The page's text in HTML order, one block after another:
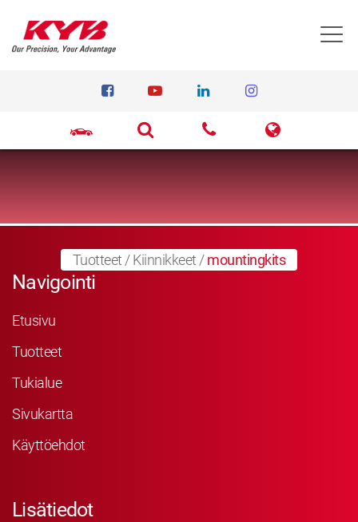
Tuotteet /Kiinnikkeet /mountingkits
Navigointi
Etusivu
Tuotteet
Tukialue
Sivukartta
Käyttöehdot
Lisätiedot